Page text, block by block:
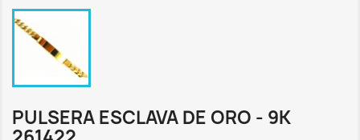
PULSERA ESCLAVA DE ORO - 9K